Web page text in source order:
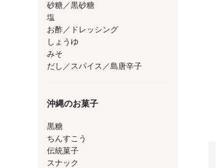
砂糖／黒砂糖
塩
お酢／ドレッシング
しょうゆ
みそ
だし／スパイス／島唐辛子
沖縄のお菓子
黒糖
ちんすこう
伝統菓子
スナック